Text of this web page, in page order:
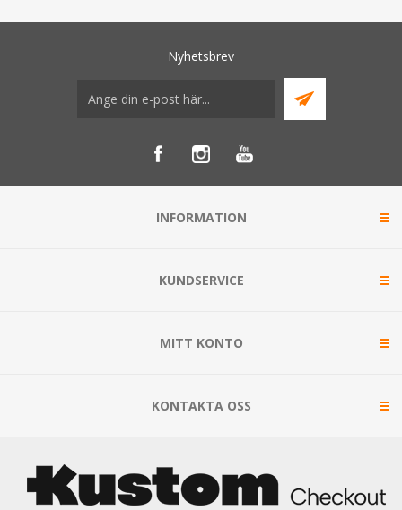
Nyhetsbrev
INFORMATION
KUNDSERVICE
MITT KONTO
KONTAKTA OSS